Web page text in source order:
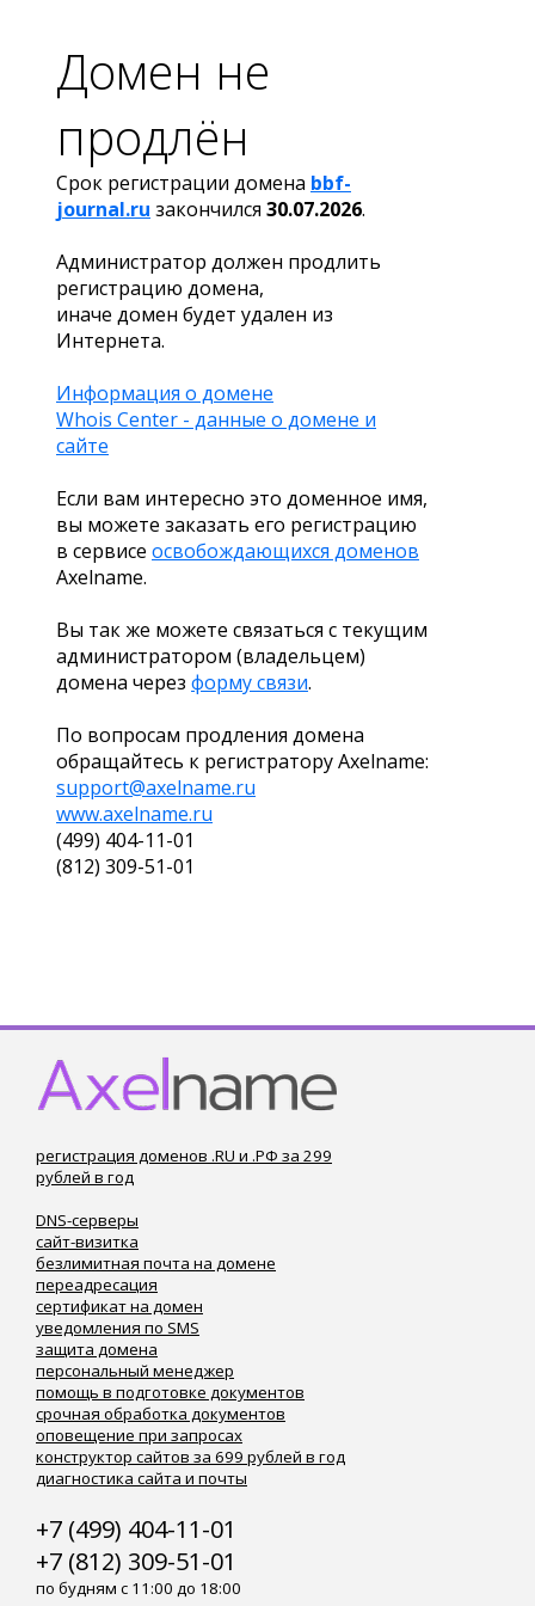
Домен не
продлён
Срок регистрации домена bbf-
journal.ru закончился 30.07.2026.
Администратор должен продлить
регистрацию домена,
иначе домен будет удален из
Интернета.
Информация о домене
Whois Center - данные о домене и
сайте
Если вам интересно это доменное имя,
вы можете заказать его регистрацию
в сервисе освобождающихся доменов
Axelname.
Вы так же можете связаться с текущим
администратором (владельцем)
домена через форму связи.
По вопросам продления домена
обращайтесь к регистратору Axelname:
support@axelname.ru
www.axelname.ru
(499) 404-11-01
(812) 309-51-01
регистрация доменов .RU и .РФ за 299
рублей в год
DNS-серверы
сайт-визитка
безлимитная почта на домене
переадресация
сертификат на домен
уведомления по SMS
защита домена
персональный менеджер
помощь в подготовке документов
срочная обработка документов
оповещение при запросах
конструктор сайтов за 699 рублей в год
диагностика сайта и почты
+7 (499) 404-11-01
+7 (812) 309-51-01
по будням с 11:00 до 18:00